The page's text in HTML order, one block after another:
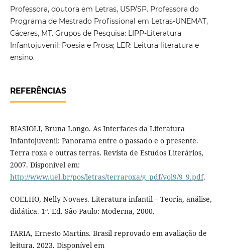
Professora, doutora em Letras, USP/SP. Professora do
Programa de Mestrado Profissional em Letras-UNEMAT,
Cáceres, MT. Grupos de Pesquisa: LIPP-Literatura
Infantojuvenil: Poesia e Prosa; LER: Leitura literatura e
ensino.
REFERÊNCIAS
BIASIOLI, Bruna Longo. As Interfaces da Literatura
Infantojuvenil: Panorama entre o passado e o presente.
Terra roxa e outras terras. Revista de Estudos Literários,
2007. Disponível em:
http://www.uel.br/pos/letras/terraroxa/g_pdf/vol9/9_9.pdf.
COELHO, Nelly Novaes. Literatura infantil – Teoria, análise,
didática. 1ª. Ed. São Paulo: Moderna, 2000.
FARIA, Ernesto Martins. Brasil reprovado em avaliação de
leitura. 2023. Disponível em